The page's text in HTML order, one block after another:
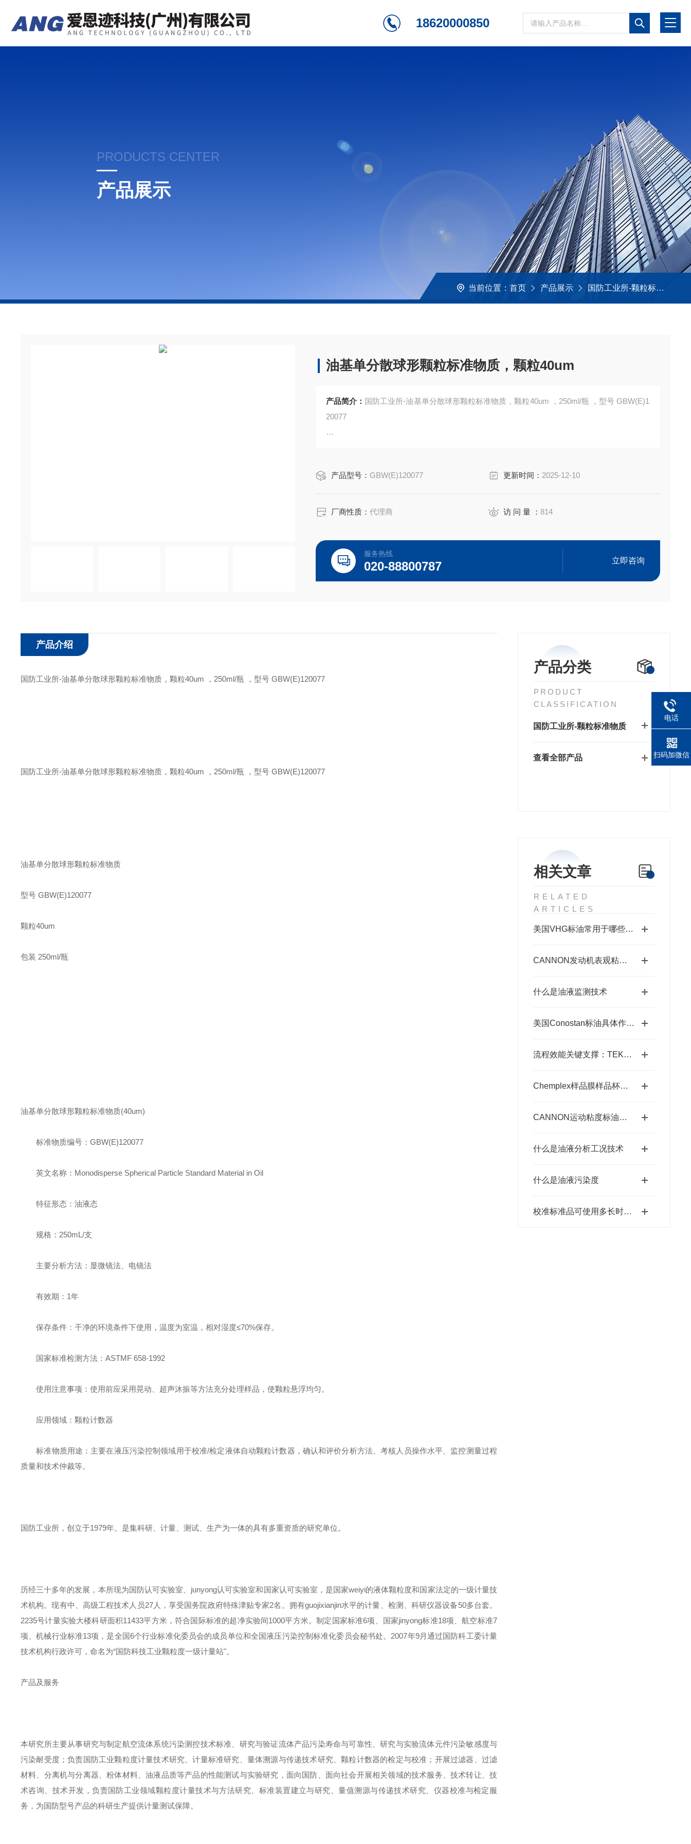
18620000850
PRODUCTS CENTER
产品展示
当前位置： 首页 产品展示 国防工业所-颗粒标准物质
油基单分散球形颗粒标准物质，颗粒40um
产品简介： 国防工业所-油基单分散球形颗粒标准物质，颗粒40um ，250ml/瓶 ，型号 GBW(E)1
20077
型号 GBW(E)120077
包装 250ml/瓶
产品型号： GBW(E)120077 更新时间： 2025-12-10
厂商性质：代理商 访 问 量 ：814
服务热线
020-88800787 立即咨询
产品分类
PRODUCT
CLASSIFICATION
国防工业所-颗粒标准物质
查看全部产品
相关文章
RELATED
ARTICLES
美国VHG标油常用于哪些领域中
CANNON发动机表观粘度标油的正确保存要求
什么是油液监测技术
美国Conostan标油具体作用如下
流程效能关键支撑：TEKMAR七通阀的使用意义与核心要点
Chemplex样品膜样品杯的制造工艺有哪些？
CANNON运动粘度标油存放要求详细说明
什么是油液分析工况技术
什么是油液污染度
校准标准品可使用多长时间？
产品介绍
国防工业所-油基单分散球形颗粒标准物质，颗粒40um ， 250ml/瓶 ，型号 GBW(E)120077
国防工业所-油基单分散球形颗粒标准物质，颗粒40um ， 250ml/瓶 ，型号 GBW(E)120077
油基单分散球形颗粒标准物质
型号 GBW(E)120077
颗粒40um
包装 250ml/瓶
油基单分散球形颗粒标准物质(40um)
标准物质编号： GBW(E)120077
英文名称： Monodisperse Spherical Particle Standard Material in Oil
特征形态：油液态
规格： 250mL/支
主要分析方法：显微镜法、电镜法
有效期： 1年
保存条件：干净的环境条件下使用，温度为室温，相对湿度≤70%保存。
国家标准检测方法： ASTMF 658-1992
使用注意事项：使用前应采用晃动、超声沐振等方法充分处理样品，使颗粒悬浮均匀。
应用领域：颗粒计数器
标准物质用途：主要在液压污染控制领域用于校准/检定液体自动颗粒计数器，确认和评价分析方法、考核人员操作水平、监控测量过程
质量和技术仲裁等。
国防工业所，创立于1979年。是集科研、计量、测试、生产为一体的具有多重资质的研究单位。
历经三十多年的发展，本所现为国防认可实验室、 junyong认可实验室和国家认可实验室，是国家weiyi的液体颗粒度和国家法定的一级计量技
术机构。现有中、高级工程技术人员27人，享受国务院政府特殊津贴专家2名。拥有guojixianjin水平的计量、检测、科研仪器设备50多台套。
2235号计量实验大楼科研面积11433平方米，符合国际标准的超净实验间1000平方米。制定国家标准6项、国家jinyong标准18项、航空标准7
项、机械行业标准13项，是全国6个行业标准化委员会的成员单位和全国液压污染控制标准化委员会秘书处。 2007年9月通过国防科工委计量
技术机构行政许可，命名为“国防科技工业颗粒度一级计量站"。
产品及服务
本研究所主要从事研究与制定航空流体系统污染测控技术标准、研究与验证流体产品污染寿命与可靠性、研究与实验流体元件污染敏感度与
污染耐受度；负责国防工业颗粒度计量技术研究、计量标准研究、量体溯源与传递技术研究、颗粒计数器的检定与校准；开展过滤器、过滤
材料、分离机与分离器、粉体材料、油液品质等产品的性能测试与实验研究，面向国防、面向社会开展相关领域的技术服务、技术转让、技
术咨询、技术开发，负责国防工业领域颗粒度计量技术与方法研究、标准装置建立与研究、量值溯源与传递技术研究、仪器校准与检定服
务，为国防型号产品的科研生产提供计量测试保障。
电话
扫码加微信